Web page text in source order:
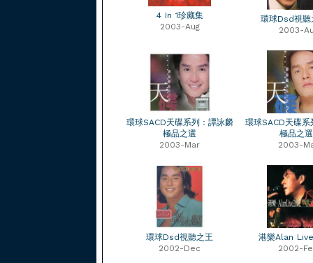
4 In 1珍藏集
2003-Aug
環球Dsd視
2003-
環球SACD天碟系列：譚詠麟
極品之選
2003-Mar
環球SACD天碟系
極品之
2003-
環球Dsd視聽之王
2002-Dec
港樂Alan
2002-